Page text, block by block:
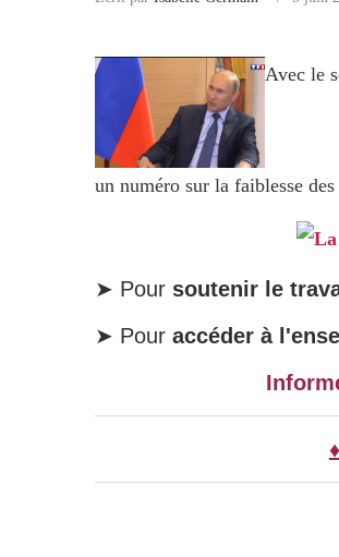
Avec le
un numéro sur la faiblesse
La
➤ Pour soutenir le
➤ Pour accéder à